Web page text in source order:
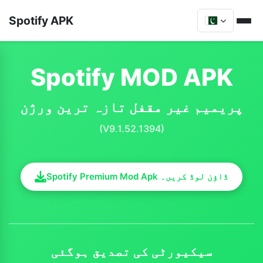
Spotify APK
Spotify MOD APK
پریمیم غیر مقفل تازہ ترین ورژن
(V9.1.52.1394)
Spotify Premium Mod Apk ڈاؤن لوڈ کریں۔
سیکیورٹی کی تصدیق ہوگئی